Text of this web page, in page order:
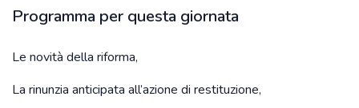
Programma per questa giornata
Le novità della riforma,
La rinunzia anticipata all’azione di restituzione,